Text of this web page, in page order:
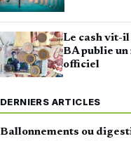
Le cash vit-il
BA publie
officiel
DERNIERS ARTICLES
Ballonnements ou